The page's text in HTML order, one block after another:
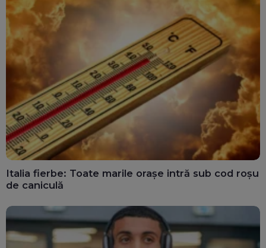
Italia fierbe: Toate marile orașe intră sub cod roșu
de caniculă